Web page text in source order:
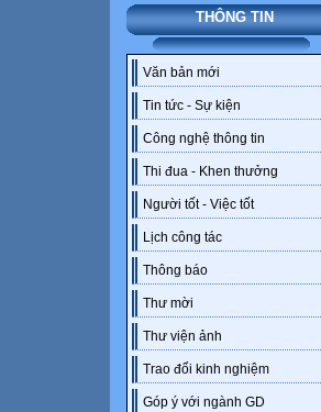
THÔNG TIN
Văn bản mới
Tin tức - Sự kiện
Công nghệ thông tin
Thi đua - Khen thưởng
Người tốt - Việc tốt
Lịch công tác
Thông báo
Thư mời
Thư viện ảnh
Trao đổi kinh nghiệm
Góp ý với ngành GD